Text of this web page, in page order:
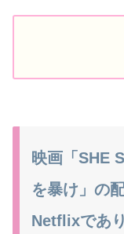
映画「SHE
を暴け」の
Netflixであ